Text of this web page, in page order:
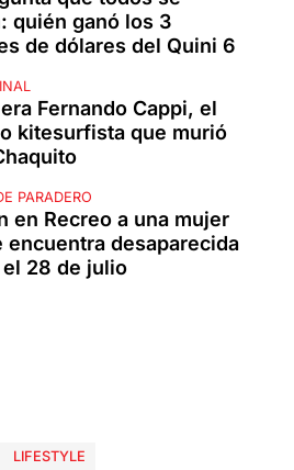
quién ganó los 3
de dólares del Quini 6
Fernando Cappi, el
kitesurfista que murió
PARADERO
en Recreo a una mujer
encuentra desaparecida
28 de julio
LIFESTYLE